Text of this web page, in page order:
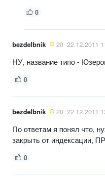
0
bezdelbnik 20 22.12.2011
НУ, название типо -
0
bezdelbnik 20 22.12.2011
По ответам я понял что,
закрыть от индексации,
0